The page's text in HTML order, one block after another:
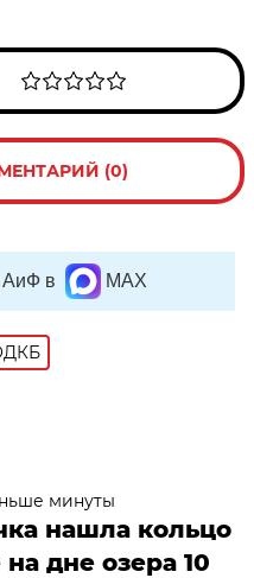
(0)
АиФ в MAX
минуты
нашла кольцо
дне озера 10